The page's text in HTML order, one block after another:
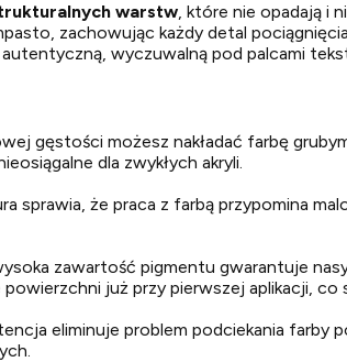
warstw, które nie opadają i
zachowując każdy detal
wyczuwalną pod palcami
gęstości możesz nakładać farbę
dla zwykłych akryli.
sprawia, że praca z farbą przypomina
zawartość pigmentu gwarantuje
już przy pierwszej aplikacji,
eliminuje problem podciekania farby